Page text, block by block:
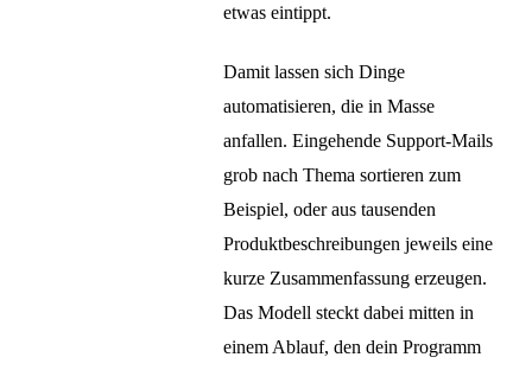
etwas eintippt.
Damit lassen sich Dinge
automatisieren, die in Masse
anfallen. Eingehende Support-Mails
grob nach Thema sortieren zum
Beispiel, oder aus tausenden
Produktbeschreibungen jeweils eine
kurze Zusammenfassung erzeugen.
Das Modell steckt dabei mitten in
einem Ablauf, den dein Programm